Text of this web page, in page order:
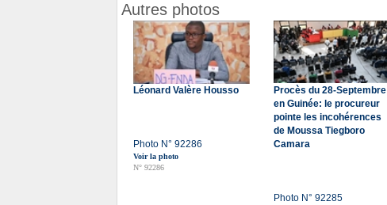
Autres photos
Léonard Valère Housso
Photo N° 92286
Voir la photo
N° 92286
Procès du 28-Septembre
en Guinée: le procureur
pointe les incohérences
de Moussa Tiegboro
Camara
Photo N° 92285